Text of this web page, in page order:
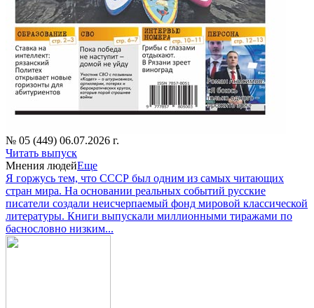
№ 05 (449) 06.07.2026 г.
Читать выпуск
Мнения людейЕще
Я горжусь тем, что СССР был одним из самых читающих
стран мира. На основании реальных событий русские
писатели создали неисчерпаемый фонд мировой классической
литературы. Книги выпускали миллионными тиражами по
баснословно низким...